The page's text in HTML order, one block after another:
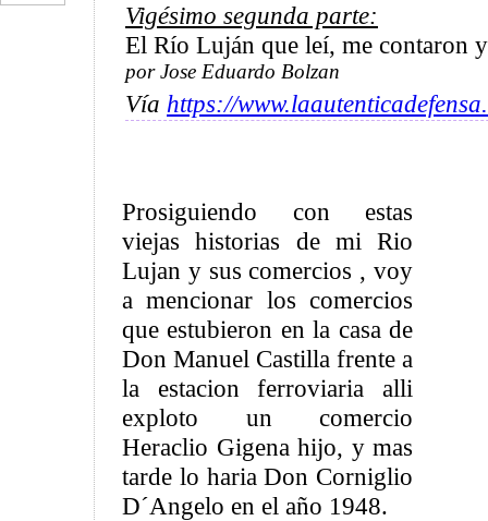
Vigésimo segunda parte:
El Río Luján que leí, me contaron
por Jose Eduardo Bolzan
Vía https://
Prosiguiendo con estas
viejas historias de mi Rio
Lujan y sus comercios , voy
a mencionar los comercios
que estubieron en la casa de
Don Manuel Castilla frente a
la estacion ferroviaria alli
exploto un comercio
Heraclio Gigena hijo, y mas
tarde lo haria Don Corniglio
D´Angelo en el año 1948.